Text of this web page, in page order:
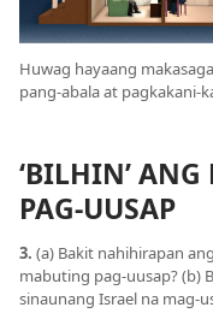
Huwag hayaang
pang-abala at pagkakani-
‘BILHIN’
PAG-UUSAP
3. (a) Bakit nahihirapan
mabuting pag-uusap? (b)
sinaunang Israel na mag-